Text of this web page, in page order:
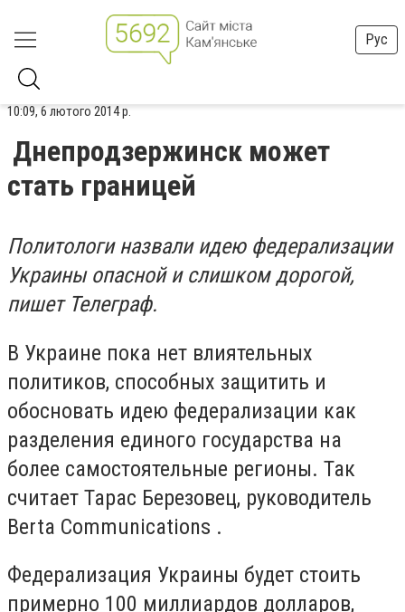
Рус
10:09, 6 лютого 2014 р.
Днепродзержинск может
стать границей
Политологи назвали идею федерализации
Украины опасной и слишком дорогой,
пишет Телеграф.
В Украине пока нет влиятельных
политиков, способных защитить и
обосновать идею федерализации как
разделения единого государства на
более самостоятельные регионы. Так
считает Тарас Березовец, руководитель
Berta Communications .
Федерализация Украины будет стоить
примерно 100 миллиардов долларов,